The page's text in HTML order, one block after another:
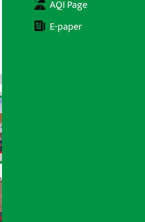
AQI Page
E-paper